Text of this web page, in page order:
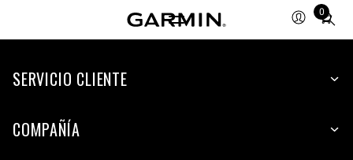
0
Total
items
cart:
SERVICIO CLIENTE
COMPAÑÍA